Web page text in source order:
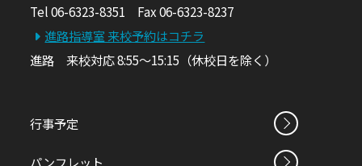
Tel 06-6323-8351 Fax 06-6323-8237
進路指導室 来校予約はコチラ
進路 来校対応 8:55～15:15（休校日を除く）
行事予定
パンフレット